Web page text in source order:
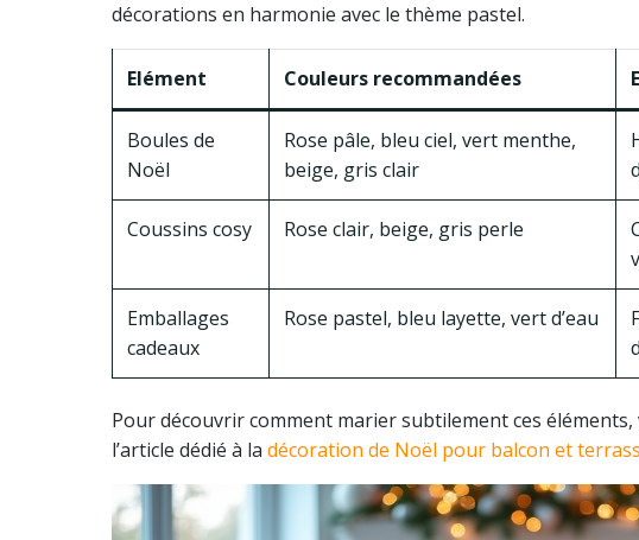
décorations en harmonie avec le thème pastel.
Elément Couleurs recommandées
Boules de
Noël
Rose pâle, bleu ciel, vert menthe,
beige, gris clair
Coussins cosy Rose clair, beige, gris perle
Emballages
cadeaux
Rose pastel, bleu layette, vert d’eau
Pour découvrir comment marier subtilement ces
l’article dédié à la décoration de Noël pour balcon et